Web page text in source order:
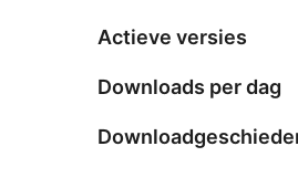
Actieve versies
Downloads per dag